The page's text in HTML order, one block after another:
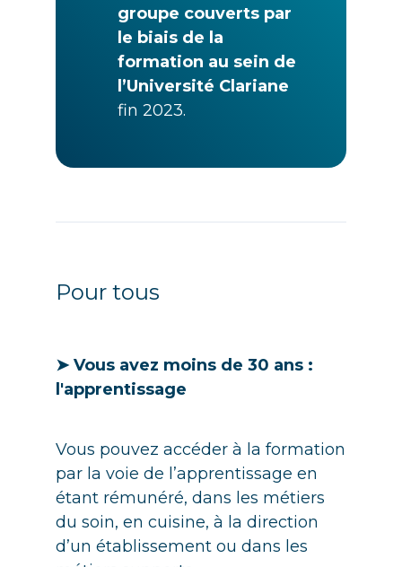
groupe couverts par
le biais de la
formation au sein de
l’Université Clariane
fin 2023.
Pour tous
➤ Vous avez moins de 30 ans :
l'apprentissage
Vous pouvez accéder à la formation
par la voie de l’apprentissage en
étant rémunéré, dans les métiers
du soin, en cuisine, à la direction
d’un établissement ou dans les